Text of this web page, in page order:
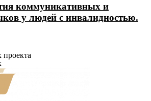
коммуникативных и
у людей с инвалидностью.
проекта